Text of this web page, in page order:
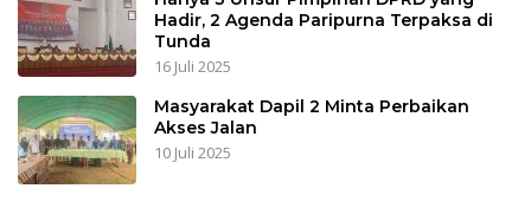
Hadir, 2 Agenda Paripurna Terpaksa di
Tunda
16 Juli 2025
Masyarakat Dapil 2 Minta Perbaikan
Akses Jalan
10 Juli 2025